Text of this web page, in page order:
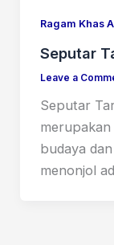
Ragam Khas
Seputar
Leave a
Seputar
budaya
menonjol